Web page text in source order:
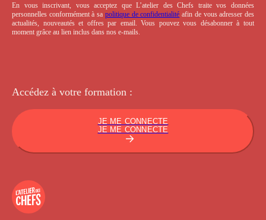
En vous inscrivant, vous acceptez que L’atelier des Chefs traite vos données
personnelles conformément à sa politique de confidentialité afin de vous adresser des
actualités, nouveautés et offres par email. Vous pouvez vous désabonner à tout
moment grâce au lien inclus dans nos e-mails.
Accédez à votre formation :
JE ME CONNECTE
JE ME CONNECTE